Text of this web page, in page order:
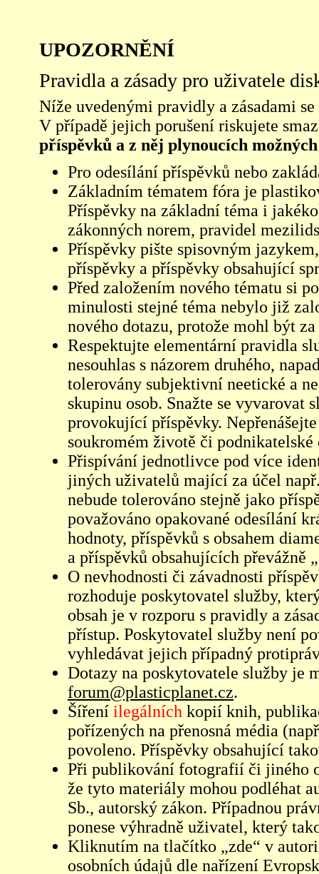
UPOZORNĚNÍ
Pravidla a zásady pro uživatele
Níže uvedenými pravidly a zásadami
V případě jejich porušení riskujete
příspěvků a z něj plynoucích
Pro odesílání příspěvků nebo
Základním tématem fóra je
Příspěvky na základní téma i
zákonných norem, pravidel
Příspěvky pište spisovným
příspěvky a příspěvky obsahující
Před založením nového tématu si
minulosti stejné téma nebylo již
nového dotazu, protože mohl být
Respektujte elementární pravidla
nesouhlas s názorem druhého,
tolerovány subjektivní neetické a
skupinu osob. Snažte se vyvarovat
provokující příspěvky.
soukromém životě či podnikatelské
Přispívání jednotlivce pod více
jiných uživatelů mající za účel
nebude tolerováno stejně jako
považováno opakované odesílání
hodnoty, příspěvků s obsahem
a příspěvků obsahujících převážně
O nevhodnosti či závadnosti
rozhoduje poskytovatel služby,
obsah je v rozporu s pravidly a
přístup. Poskytovatel služby není
vyhledávat jejich případný
Dotazy na poskytovatele služby je
forum@plasticplanet.cz.
Šíření ilegálních kopií knih,
pořízených na přenosná média
povoleno. Příspěvky obsahující
Při publikování fotografií či jiného
že tyto materiály mohou podléhat
Sb., autorský zákon. Případnou
ponese výhradně uživatel, který
Kliknutím na tlačítko „zde“ v
osobních údajů dle nařízení